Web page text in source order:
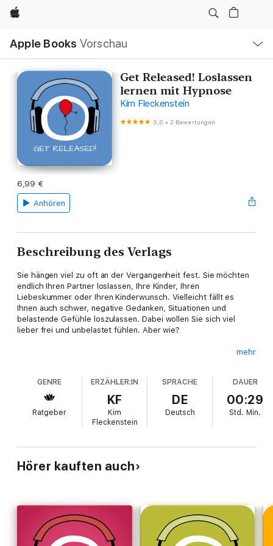
Apple
Apple Books Vorschau
Navigation
Menü
öffnen
Get Released! Loslassen
lernen mit Hypnose
Kim Fleckenstein
5,0 •2 Bewertungen
6,99 €
Anhören
Beschreibung des Verlags
Sie hängen viel zu oft an der Vergangenheit fest. Sie möchten
endlich Ihren Partner loslassen, Ihre Kinder, Ihren
Liebeskummer oder Ihren Kinderwunsch. Vielleicht fällt es
Ihnen auch schwer, negative Gedanken, Situationen und
belastende Gefühle loszulassen. Dabei wollen Sie sich viel
lieber frei und unbelastet fühlen. Aber wie?
Veränderungen im Außen nur möglich sind, wenn Sie die
Gedanken dazu in Ihrem Inneren verändern. Mit dieser Hypnose
werden Sie Schritt für Schritt spüren, wie Sie vom passiven
Festhalten ins aktive Loslassen übergehen und wie Sie sich
unabhängig machen von anderen Menschen, von bisherigen
nach jeden Tag neu ausrichten auf ein Leben frei von Ängsten
und umso mehr Erfüllung.
Unterbewusstsein, um positive, lebensverändernde
Affirmationen tief darin zu verankern. Mit jeder Wiederholung
verändert sich so Ihre Art zu fühlen, zu denken und zu handeln.
Sie verabschieden sich von einschränkenden Gedanken, können
mehr
GENRE
Ratgeber
ERZÄHLER:IN
KF
Kim
Fleckenstein
SPRACHE
DE
Deutsch
DAUER
00:29
Std. Min.
Hörer kauften auch